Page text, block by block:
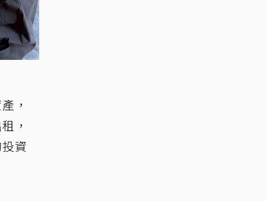
，
，
資